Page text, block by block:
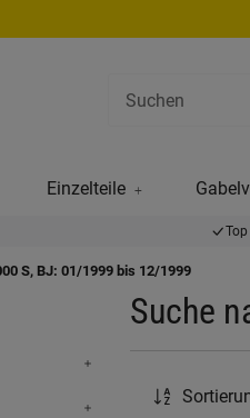
Einzelteile
S, BJ: 01/1999 bis 12/1999
Suche